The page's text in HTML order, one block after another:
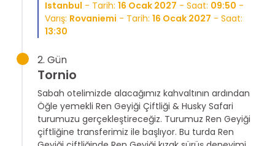
Istanbul - Tarih: 16 Ocak 2027 - Saat: 09:50 -
Varış: Rovaniemi - Tarih: 16 Ocak 2027 - Saat:
13:30
2. Gün
Tornio
Sabah otelimizde alacağımız kahvaltının ardından
Öğle yemekli Ren Geyiği Çiftliği & Husky Safari
turumuzu gerçekleştireceğiz. Turumuz Ren Geyiği
çiftliğine transferimiz ile başlıyor. Bu turda Ren